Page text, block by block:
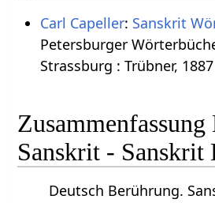
Carl Capeller: Sanskrit
Petersburger
Strassburg : Trübner, 1887
Zusammenfassung
Sanskrit - Sanskrit
Deutsch Berührung.